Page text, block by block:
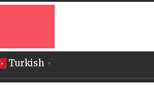
Turkish ▼